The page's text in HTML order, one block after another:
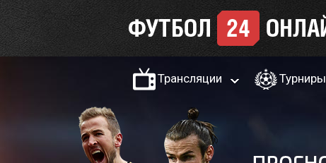
Трансляции Турниры